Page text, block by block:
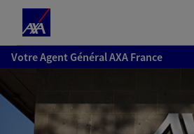
Accéder
au
Accéder
au
Votre Agent Général AXA France